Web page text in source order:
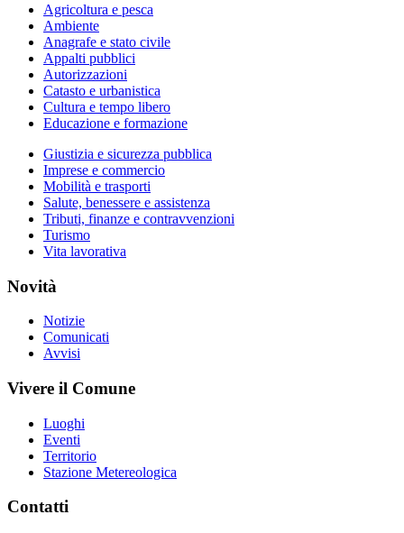
Agricoltura e pesca
Ambiente
Anagrafe e stato civile
Appalti pubblici
Autorizzazioni
Catasto e urbanistica
Cultura e tempo libero
Educazione e formazione
Giustizia e sicurezza pubblica
Imprese e commercio
Mobilità e trasporti
Salute, benessere e assistenza
Tributi, finanze e contravvenzioni
Turismo
Vita lavorativa
Novità
Notizie
Comunicati
Avvisi
Vivere il Comune
Luoghi
Eventi
Territorio
Stazione Metereologica
Contatti